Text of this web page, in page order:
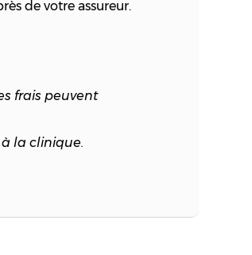
de votre assureur.
frais peuvent
la clinique.